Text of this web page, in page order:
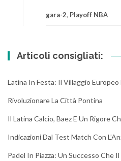
gara-2, Playoff NBA
Articoli consigliati:
Latina In Festa: Il Villaggio Europeo
Rivoluzionare La Città Pontina
Il Latina Calcio, Baez E Un Rigore
Indicazioni Dal Test Match Con
Padel In Piazza: Un Successo Che